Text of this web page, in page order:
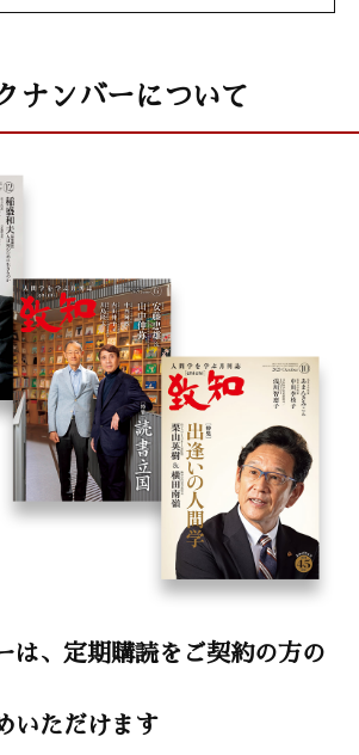
ナンバーについて
は、定期購読をご契約の方の
いただけます